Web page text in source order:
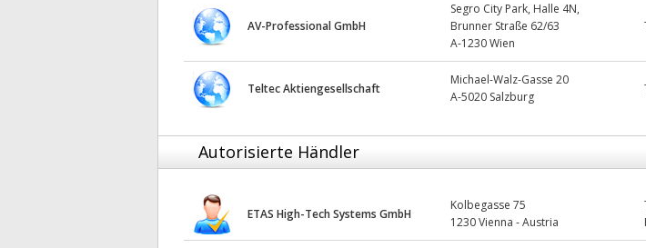
AV-Professional GmbH
Segro City Park, Halle 4N,
Brunner Straße 62/63
A-1230 Wien
Teltec Aktiengesellschaft
Michael-Walz-Gasse 20
A-5020 Salzburg
Autorisierte Händler
ETAS High-Tech Systems GmbH
Kolbegasse 75
1230 Vienna - Austria